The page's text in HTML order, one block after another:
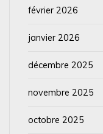
février 2026
janvier 2026
décembre 2025
novembre 2025
octobre 2025